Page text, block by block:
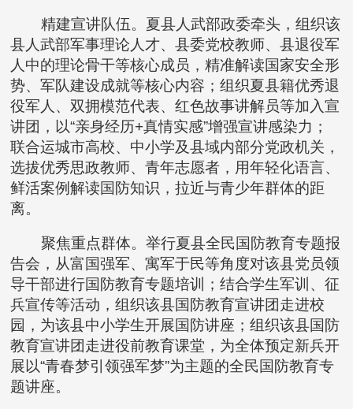
精建宣讲队伍。夏县人武部政委牵头，组织该
县人武部军事理论人才、县委党校教师、县退役军
人中的理论骨干等核心成员，精准解读国家安全形
势、军队建设成就等核心内容；组织夏县籍优秀退
役军人、双拥模范代表、红色故事讲解员等加入宣
讲团，以“亲身经历+真情实感”增强宣讲感染力；
联合运城市高校、中小学及县域内部分党政机关，
选拔优秀思政教师、青年志愿者，用年轻化语言、
鲜活案例解读国防知识，拉近与青少年群体的距
离。
聚焦重点群体。举行夏县全民国防教育专题报
告会，从富国强军、寓军于民等角度对该县党员领
导干部进行国防教育专题培训；结合学生军训、征
兵宣传等活动，组织该县国防教育宣讲团走进校
园，为该县中小学生开展国防讲座；组织该县国防
教育宣讲团走进役前教育课堂，为全体预定新兵开
展以“青春梦引领强军梦”为主题的全民国防教育专
题讲座。